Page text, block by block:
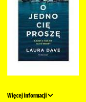
Więcej informacji